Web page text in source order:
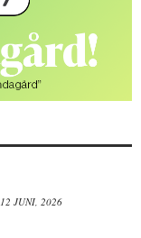
12 JUNI, 2026